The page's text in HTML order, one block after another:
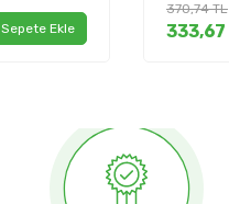
Sepete Ekle
370,74TL
333,67